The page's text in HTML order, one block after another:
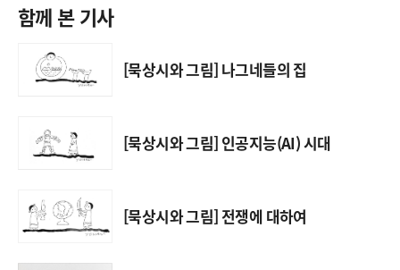
함께 본 기사
[묵상시와 그림] 나그네들의 집
[묵상시와 그림] 인공지능(AI) 시대
[묵상시와 그림] 전쟁에 대하여